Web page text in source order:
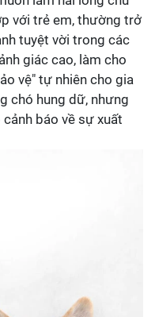
với trẻ em, thường trở
tuyệt vời trong các
giác cao, làm cho
vệ" tự nhiên cho gia
chó hung dữ, nhưng
báo về sự xuất